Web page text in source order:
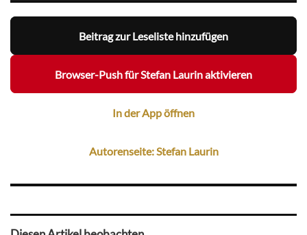
Beitrag zur Leseliste hinzufügen
Browser-Push für Stefan Laurin aktivieren
In der App öffnen
Autorenseite: Stefan Laurin